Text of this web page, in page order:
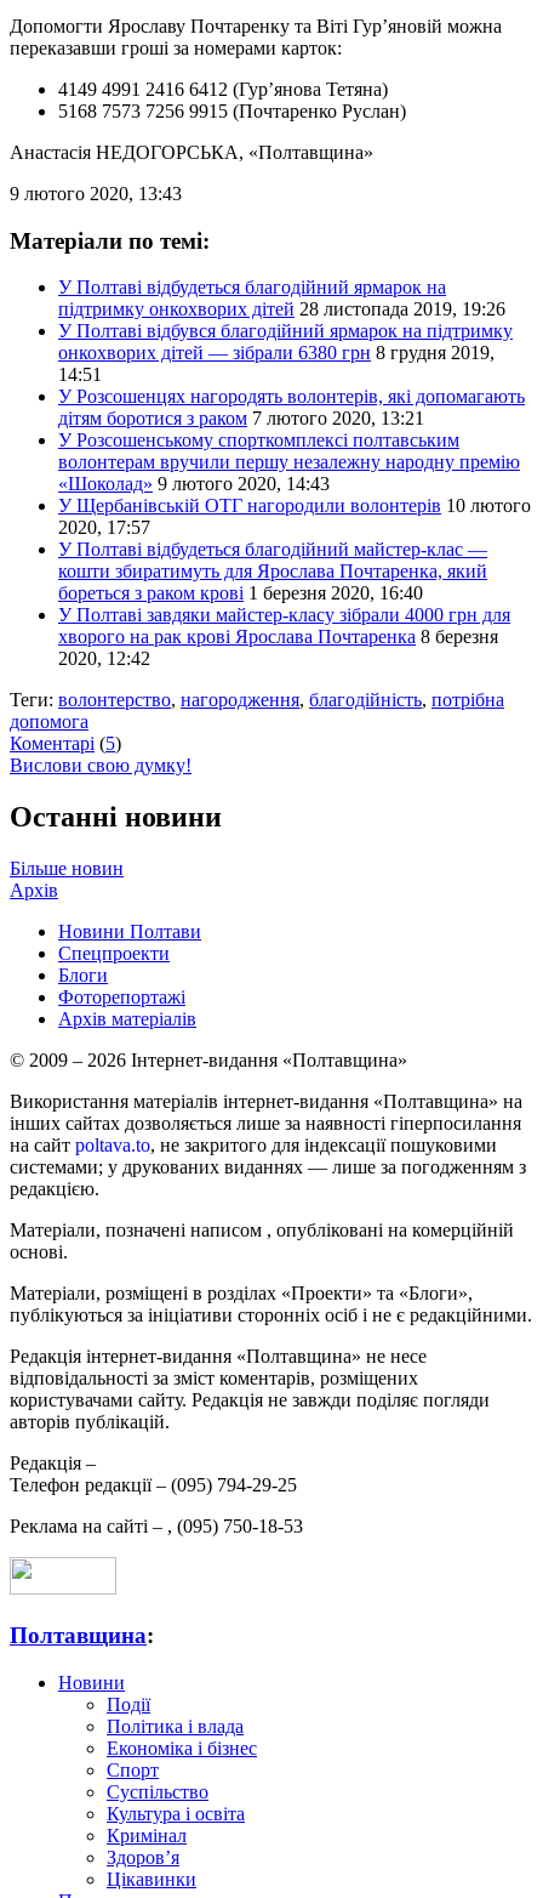
Допомогти Ярославу Почтаренку та Віті Гур’яновій можна
переказавши гроші за номерами карток:
4149 4991 2416 6412 (Гур’янова Тетяна)
5168 7573 7256 9915 (Почтаренко Руслан)
Анастасія НЕДОГОРСЬКА, «Полтавщина»
9 лютого 2020, 13:43
Матеріали по темі:
У Полтаві відбудеться благодійний ярмарок на
підтримку онкохворих дітей 28 листопада 2019, 19:26
У Полтаві відбувся благодійний ярмарок на підтримку
онкохворих дітей — зібрали 6380 грн 8 грудня 2019,
14:51
У Розсошенцях нагородять волонтерів, які допомагають
дітям боротися з раком 7 лютого 2020, 13:21
У Розсошенському спорткомплексі полтавським
волонтерам вручили першу незалежну народну премію
«Шоколад» 9 лютого 2020, 14:43
У Щербанівській ОТГ нагородили волонтерів 10 лютого
2020, 17:57
У Полтаві відбудеться благодійний майстер-клас —
кошти збиратимуть для Ярослава Почтаренка, який
бореться з раком крові 1 березня 2020, 16:40
У Полтаві завдяки майстер-класу зібрали 4000 грн для
хворого на рак крові Ярослава Почтаренка 8 березня
2020, 12:42
Теги: волонтерство, нагородження, благодійність, потрібна
допомога
Коментарі (5)
Вислови свою думку!
Останні новини
Більше новин
Архів
Новини Полтави
Спецпроекти
Блоги
Фоторепортажі
Архів матеріалів
© 2009 – 2026 Інтернет-видання «Полтавщина»
Використання матеріалів інтернет-видання «Полтавщина» на
інших сайтах дозволяється лише за наявності гіперпосилання
на сайт poltava.to, не закритого для індексації пошуковими
системами; у друкованих виданнях — лише за погодженням з
редакцією.
Матеріали, позначені написом , опубліковані на комерційній
основі.
Матеріали, розміщені в розділах «Проекти» та «Блоги»,
публікуються за ініціативи сторонніх осіб і не є редакційними.
Редакція інтернет-видання «Полтавщина» не несе
відповідальності за зміст коментарів, розміщених
користувачами сайту. Редакція не завжди поділяє погляди
авторів публікацій.
Редакція –
Телефон редакції – (095) 794-29-25
Реклама на сайті – , (095) 750-18-53
Полтавщина:
Новини
Події
Політика і влада
Економіка і бізнес
Спорт
Суспільство
Культура і освіта
Кримінал
Здоров’я
Цікавинки